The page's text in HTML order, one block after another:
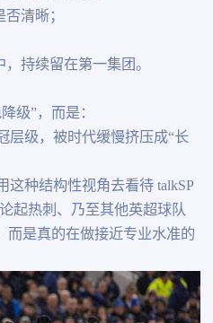
清晰；
持续留在第一集团。
级”，而是：
层级，被时代缓慢挤压成“长
这种结构性视角去看待 talkSP
起热刺、乃至其他英超球队
而是真的在做接近专业水准的